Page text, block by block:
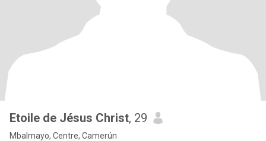
Etoile de Jésus Christ, 29
Mbalmayo, Centre, Camerún